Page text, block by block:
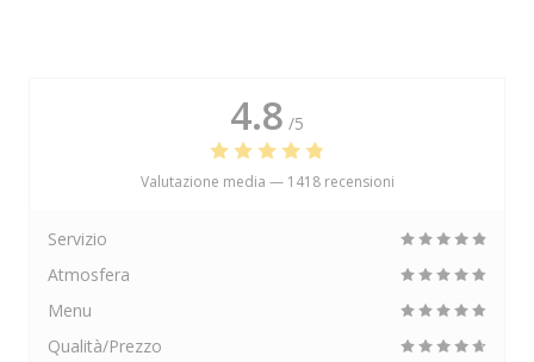
4.8 /5
Valutazione media — 1418 recensioni
Servizio
Atmosfera
Menu
Qualità/Prezzo